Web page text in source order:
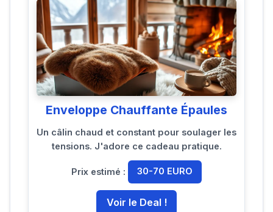
Enveloppe Chauffante Épaules
Un câlin chaud et constant pour soulager les
tensions. J'adore ce cadeau pratique.
Prix estimé : 30-70 EURO
Voir le Deal !